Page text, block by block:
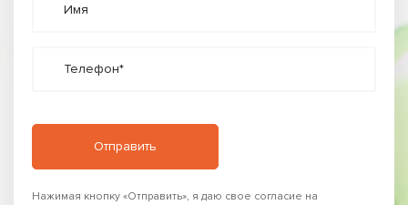
Имя
Телефон*
Нажимая кнопку «Отправить», я даю свое согласие на